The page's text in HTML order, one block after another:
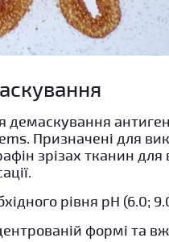
Призначені для
зрізах тканин для
рівня pH (6.0;
формі та